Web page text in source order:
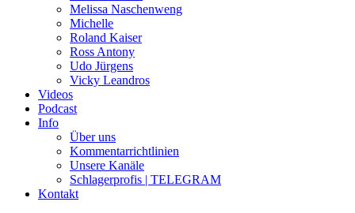
Melissa Naschenweng
Michelle
Roland Kaiser
Ross Antony
Udo Jürgens
Vicky Leandros
Videos
Podcast
Info
Über uns
Kommentarrichtlinien
Unsere Kanäle
Schlagerprofis | TELEGRAM
Kontakt